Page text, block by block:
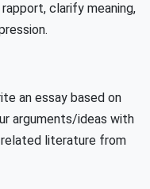
clarify meaning,
an essay based on
arguments/ideas with
literature from